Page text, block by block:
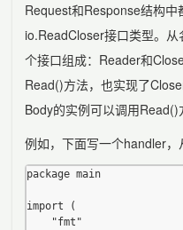
Request和Response结构
io.ReadCloser接口类型。
个接口组成：Reader和
Read()方法，也实现了
Body的实例可以调用Read()
例如，下面写一个handler，
package main
import (